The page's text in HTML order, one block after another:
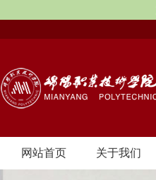
网站首页 关于我们